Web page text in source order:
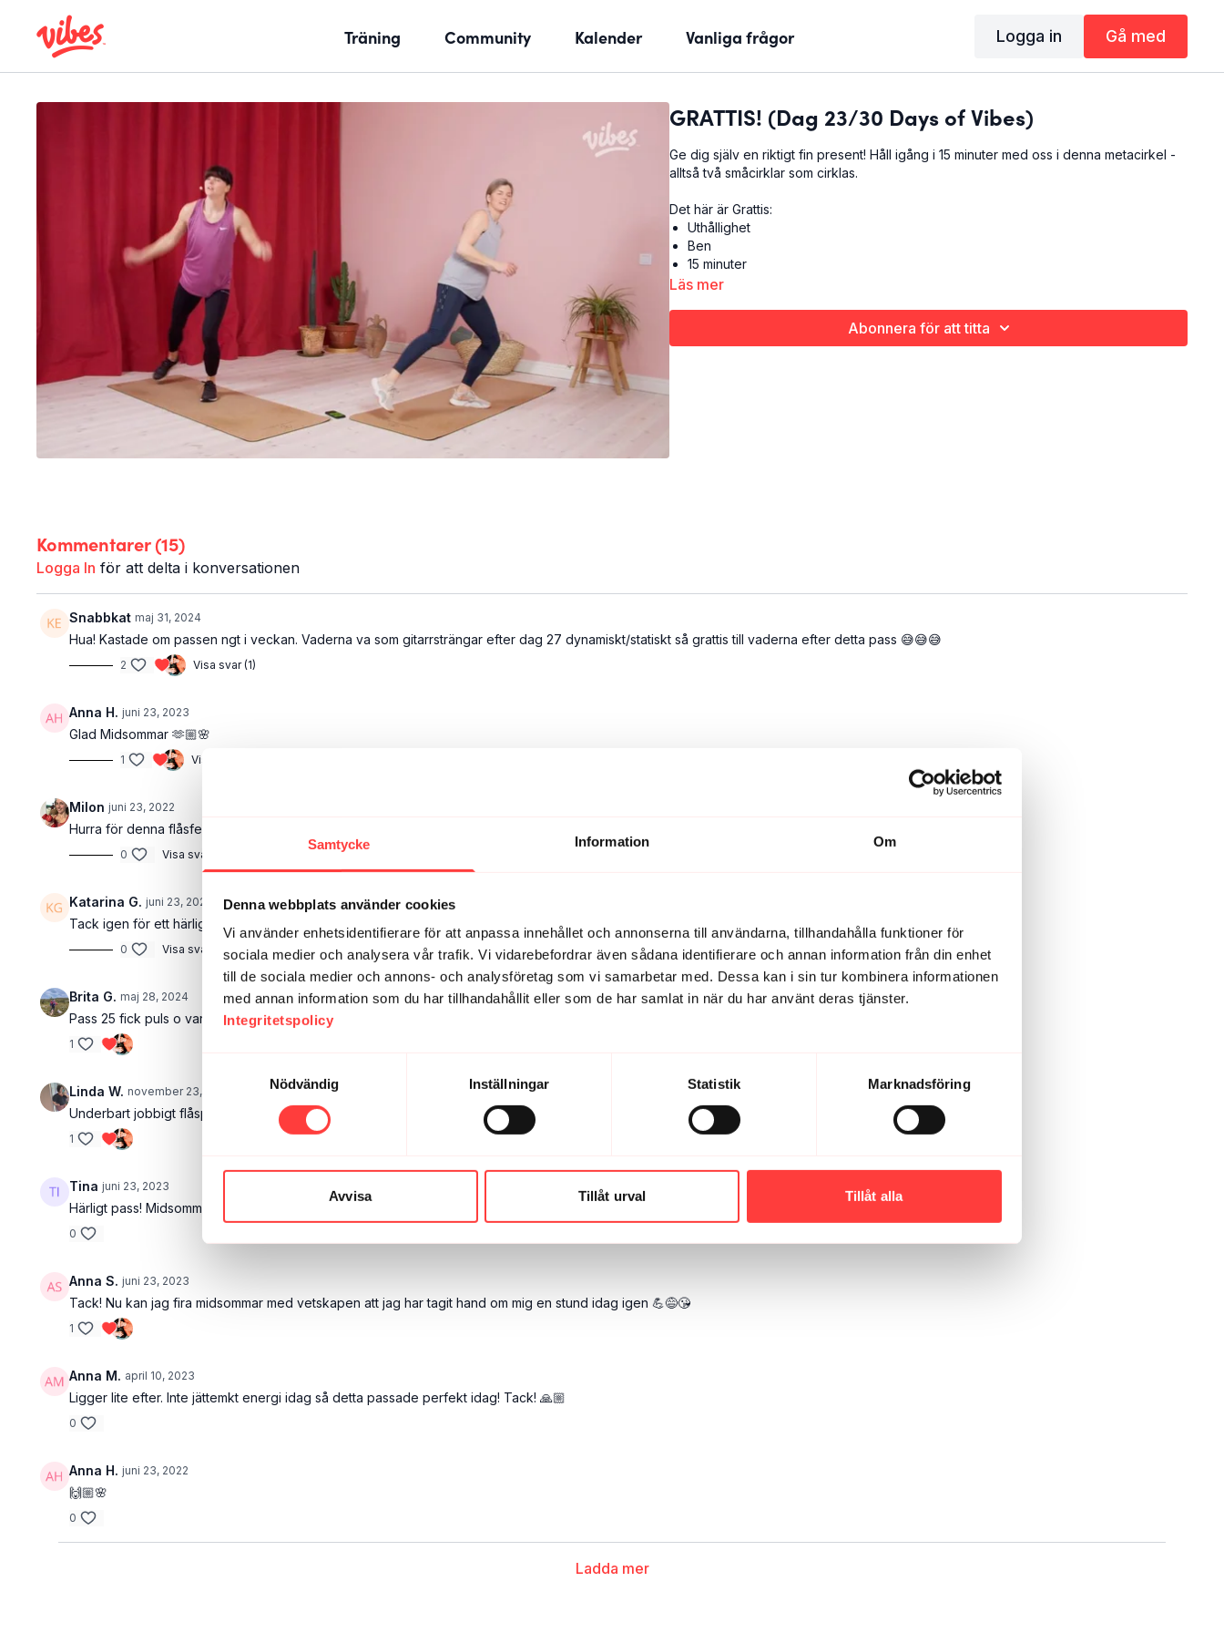
Samtycke Information Om
Denna webbplats använder cookies
Vi använder enhetsidentifierare för att anpassa innehållet och annonserna till användarna, tillhandahålla funktioner för
sociala medier och analysera vår trafik. Vi vidarebefordrar även sådana identifierare och annan information från din enhet
till de sociala medier och annons- och analysföretag som vi samarbetar med. Dessa kan i sin tur kombinera informationen
med annan information som du har tillhandahållit eller som de har samlat in när du har använt deras tjänster.
Integritetspolicy
Nödvändig
Inställningar Statistik Marknadsföring
Avvisa Tillåt urval Tillåt alla
Träning Community Kalender Vanliga frågor Logga in Gå med
GRATTIS! (Dag 23/30 Days of Vibes)
Ge dig själv en riktigt fin present! Håll igång i 15 minuter med oss i denna metacirkel -
alltså två småcirklar som cirklas.
Det här är Grattis:
Uthållighet
Ben
15 minuter
Läs mer
Abonnera för att titta
Kommentarer (15)
Logga In för att delta i konversationen
Snabbkat maj 31, 2024
Hua! Kastade om passen ngt i veckan. Vaderna va som gitarrsträngar efter dag 27 dynamiskt/statiskt så grattis till vaderna efter detta pass 😅😅😅
2 Visa svar (1)
Anna H. juni 23, 2023
Glad Midsommar 🫶🏼🌸
1 Visa svar (1)
Milon juni 23, 2022
Hurra för denna flåsfest! 🥳 Fick feeling och freebasade lite styrka efteråt. Kände mig urstark, 100% pga denna träningsutmaning. TACK! 🙏🏻
0 Visa svar (1)
Katarina G. juni 23, 2022
Tack igen för ett härligt pass! Önskar ha 10-15 min pass varje dag året om.
0 Visa svar (1)
Brita G. maj 28, 2024
Pass 25 fick puls o varm kropp! Gjorde de flesta hoppen😍💪
1
Linda W. november 23, 2023
Underbart jobbigt flåspass som sparas ♡
1
Tina juni 23, 2023
Härligt pass! Midsommarafton har fått en bra början 😅
0
Anna S. juni 23, 2023
Tack! Nu kan jag fira midsommar med vetskapen att jag har tagit hand om mig en stund idag igen 💪😅😘
1
Anna M. april 10, 2023
Ligger lite efter. Inte jättemkt energi idag så detta passade perfekt idag! Tack! 🙏🏼
0
Anna H. juni 23, 2022
🙌🏼🌸
0
Ladda mer